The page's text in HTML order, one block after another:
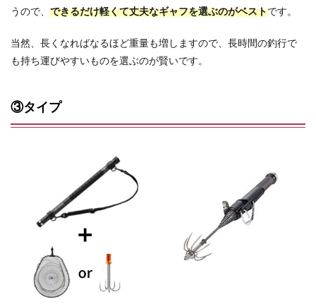
うので、 できるだけ軽くて丈夫なギャフを選ぶのがベストです。
当然、長くなればなるほど重量も増しますので、長時間の釣行で
も持ち運びやすいものを選ぶのが賢いです。
③タイプ